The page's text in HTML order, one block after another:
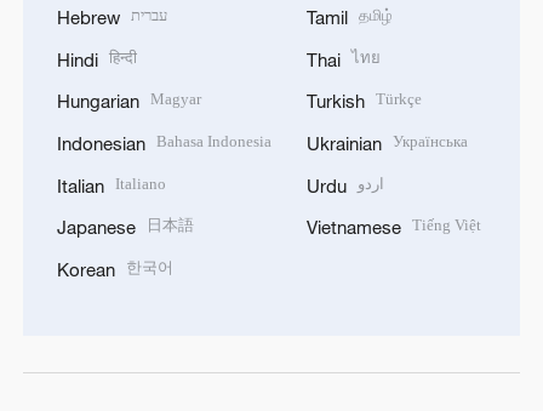
Hebrew עברית
Hindi हिन्दी
Hungarian Magyar
Indonesian Bahasa Indonesia
Italian Italiano
Japanese 日本語
Korean 한국어
Tamil தமிழ்
Thai ไทย
Turkish Türkçe
Ukrainian Українська
Urdu اردو
Vietnamese Tiếng Việt